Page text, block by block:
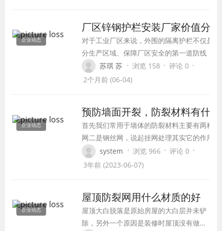
难完全适配，因此定制化生产安装已经成
为河道桥梁防撞护栏建设的主流趋势，从
设计、生产到现场安装，定制化方案能充
分适配河道桥梁的特殊需求，真正发挥护
栏防护功能，提升整体景观需求，保障通
企业动态
厂区锌钢护栏安装厂家价值分析
对于工业厂区来说，外围的隔离护栏不仅是划
分生产区域、保障厂区安全的第一道防线，更
是企业对外形象的第一张名片。不同于小区、
学校的民用护栏，厂区锌钢护栏需要常年经受
果，一半取决于产品质量，一半取决于安装工
艺——选对专业的厂区锌钢护栏安装厂家，才
能让护栏真正做到坚固耐用，省去后续十几年
的维护麻烦。
苏琪 苏 · 浏览 158 · 评论 0 ·
2个月前 (06-04)
企业动态
预防墙面开裂，防裂材料有什
首先我们常用于墙体的防裂材料主要有两种
网二是钢丝网，说起挂网处理其实它的作用
墙面，使墙体不会产生开裂、掉皮的情况，
美观与牢固性。而根据施工时挂网的位置不
system · 浏览 966 · 评论 0 ·
3年前 (2023-06-07)
企业动态
屋顶防裂网用什么材质的好
屋顶大白脱落是原始房屋的大白层并未铲
除，另外一个原因是装修时屋顶没有做防